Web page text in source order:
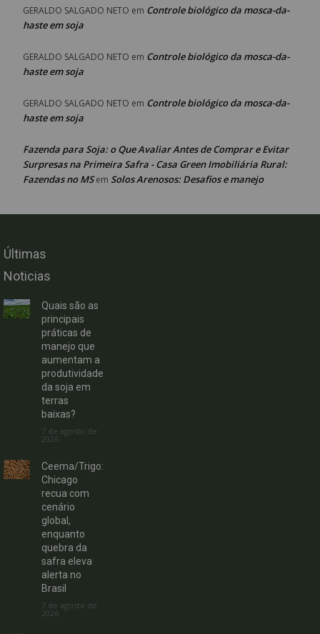
GERALDO SALGADO NETO em Controle biológico da mosca-da-
haste em soja
GERALDO SALGADO NETO em Controle biológico da mosca-da-
haste em soja
GERALDO SALGADO NETO em Controle biológico da mosca-da-
haste em soja
Fazenda para Soja: o Que Avaliar Antes de Comprar e Evitar
Surpresas na Primeira Safra - Casa Green Imobiliária Rural:
Fazendas no MSem Solos Arenosos: Desafios e manejo
Últimas
Noticias
Quais são as
principais
práticas de
manejo que
aumentam a
produtividade
da soja em
terras
baixas?
7 de agosto de
2026
Ceema/Trigo:
Chicago
recua com
cenário
global,
enquanto
quebra da
safra eleva
alerta no
Brasil
7 de agosto de
2026